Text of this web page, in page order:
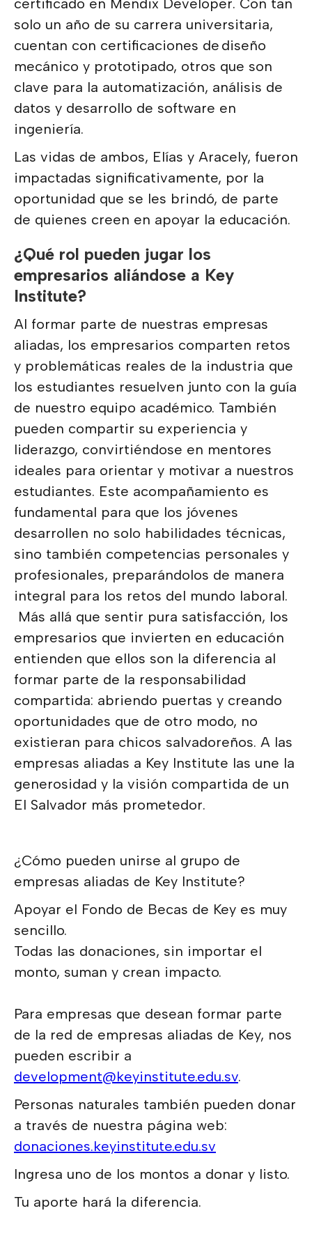
certificado en Mendix Developer. Con tan
solo un año de su carrera universitaria,
cuentan con certificaciones de diseño
mecánico y prototipado, otros que son
clave para la automatización, análisis de
datos y desarrollo de software en
ingeniería.
Las vidas de ambos, Elías y Aracely, fueron
impactadas significativamente, por la
oportunidad que se les brindó, de parte
de quienes creen en apoyar la educación.
¿Qué rol pueden jugar los
empresarios aliándose a Key
Institute?
Al formar parte de nuestras empresas
aliadas, los empresarios comparten retos
y problemáticas reales de la industria que
los estudiantes resuelven junto con la guía
de nuestro equipo académico. También
pueden compartir su experiencia y
liderazgo, convirtiéndose en mentores
ideales para orientar y motivar a nuestros
estudiantes. Este acompañamiento es
fundamental para que los jóvenes
desarrollen no solo habilidades técnicas,
sino también competencias personales y
profesionales, preparándolos de manera
integral para los retos del mundo laboral.
Más allá que sentir pura satisfacción, los
empresarios que invierten en educación
entienden que ellos son la diferencia al
formar parte de la responsabilidad
compartida: abriendo puertas y creando
oportunidades que de otro modo, no
existieran para chicos salvadoreños. A las
empresas aliadas a Key Institute las une la
generosidad y la visión compartida de un
El Salvador más prometedor.
¿Cómo pueden unirse al grupo de
empresas aliadas de Key Institute?
Apoyar el Fondo de Becas de Key es muy
sencillo.
Todas las donaciones, sin importar el
monto, suman y crean impacto.
Para empresas que desean formar parte
de la red de empresas aliadas de Key, nos
pueden escribir a
development@keyinstitute.edu.sv.
Personas naturales también pueden donar
a través de nuestra página web:
donaciones.keyinstitute.edu.sv
Ingresa uno de los montos a donar y listo.
Tu aporte hará la diferencia.